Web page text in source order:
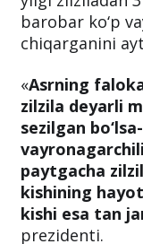
Erdog‘an o‘z
zilzila kuchi
barobar ko‘p
chiqarganini
«Asrning
zilzila deyarli
sezilgan
paytgacha